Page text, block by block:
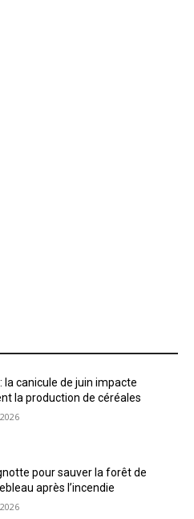
la canicule de juin impacte
la production de céréales
pour sauver la forêt de
après l’incendie